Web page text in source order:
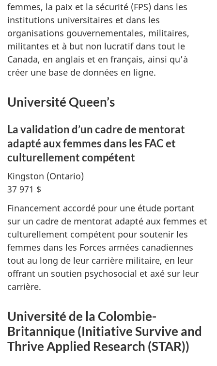
femmes, la paix et la sécurité (FPS) dans les
institutions universitaires et dans les
organisations gouvernementales, militaires,
militantes et à but non lucratif dans tout le
Canada, en anglais et en français, ainsi qu’à
créer une base de données en ligne.
Université Queen’s
La validation d’un cadre de mentorat
adapté aux femmes dans les FAC et
culturellement compétent
Kingston (Ontario)
37 971 $
Financement accordé pour une étude portant
sur un cadre de mentorat adapté aux femmes et
culturellement compétent pour soutenir les
femmes dans les Forces armées canadiennes
tout au long de leur carrière militaire, en leur
offrant un soutien psychosocial et axé sur leur
carrière.
Université de la Colombie-
Britannique (Initiative Survive and
Thrive Applied Research (STAR))